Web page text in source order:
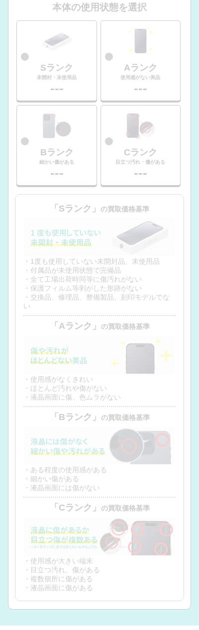
本体の使用状態を選択
Sランク
未開封・未使用品
---
Aランク
使用感がない美品
---
Bランク
細かい傷がある
---
Cランク
目立つ汚れ・傷がある
---
「Sランク」 の買取価格基準
・1度も使用していない未開封品、未使用品
・付属品が未使用状態で完備品
・全て工場出荷時同等に傷汚れがない
・保護フィルム等剥がした形跡がない
・交換品、修理品、整備製品、刻印モデルでな
い
「Aランク」 の買取価格基準
・使用感がなくきれい
・ほとんど汚れや傷がない
・液晶画面に傷、色ムラがない
「Bランク」 の買取価格基準
・ある程度の使用感がある
・細かい傷がある
・液晶画面には傷がない
「Cランク」 の買取価格基準
・使用感が大きい端末
・目立つ汚れ、傷がある
・複数個所に傷がある
・液晶画面に傷がある